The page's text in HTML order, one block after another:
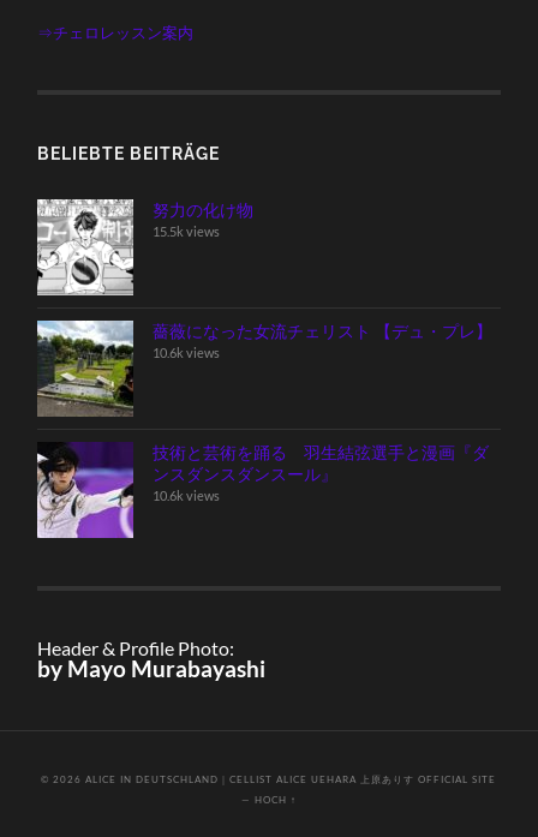
⇒チェロレッスン案内
BELIEBTE BEITRÄGE
努力の化け物
15.5k views
薔薇になった女流チェリスト 【デュ・プレ】
10.6k views
技術と芸術を踊る 羽生結弦選手と漫画『ダ
ンスダンスダンスール』
10.6k views
Header & Profile Photo:
by Mayo Murabayashi
© 2026ALICE IN DEUTSCHLAND｜CELLIST ALICE UEHARA 上原ありす OFFICIAL SITE
— HOCH ↑